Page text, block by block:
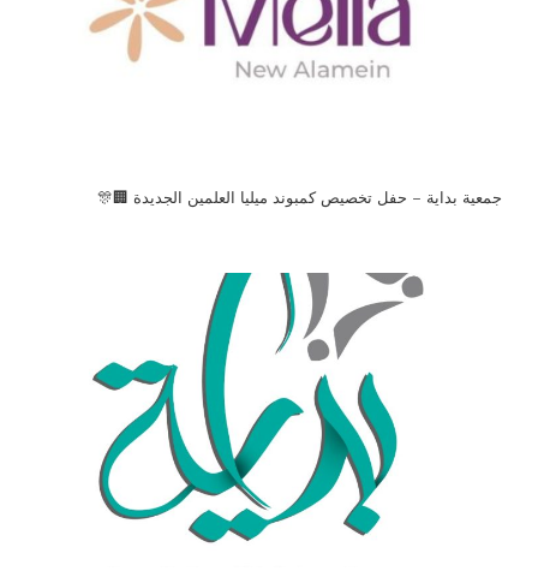
جمعية بداية – حفل تخصيص كمبوند ميليا العلمين الجديدة 🏢🎊